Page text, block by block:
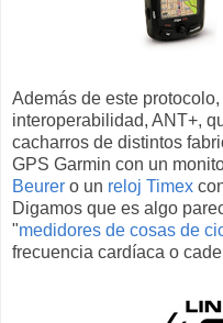
Además de este
interoperabilidad, ANT+,
cacharros de distintos
GPS Garmin con un
Beurer o un reloj Timex
Digamos que es algo
"medidores de cosas de
frecuencia cardíaca o